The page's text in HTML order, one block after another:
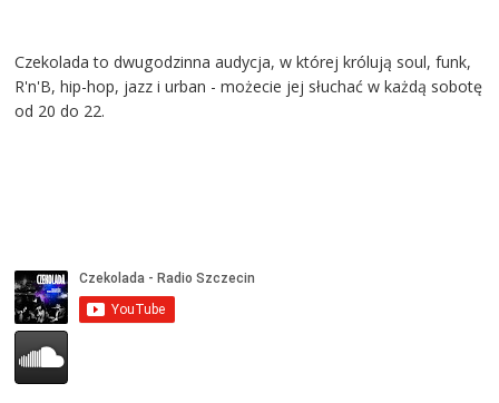
Czekolada to dwugodzinna audycja, w której królują soul, funk,
R'n'B, hip-hop, jazz i urban - możecie jej słuchać w każdą sobotę
od 20 do 22.